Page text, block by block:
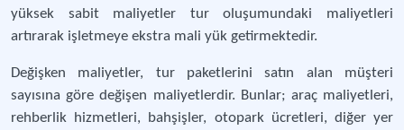
yüksek sabit maliyetler tur oluşumundaki maliyetleri
artırarak işletmeye ekstra mali yük getirmektedir.
Değişken maliyetler, tur paketlerini satın alan müşteri
sayısına göre değişen maliyetlerdir. Bunlar; araç maliyetleri,
rehberlik hizmetleri, bahşişler, otopark ücretleri, diğer yer